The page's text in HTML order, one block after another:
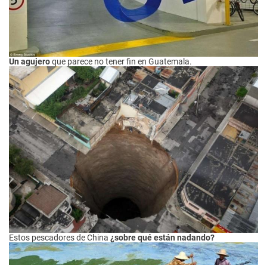
Un agujeroque parece no tener fin en Guatemala.
Estos pescadores de China ¿sobre qué están nadando?